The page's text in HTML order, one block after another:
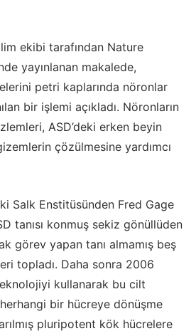
ekibi tarafından Nature
yayınlanan makalede,
petri kaplarında nöronlar
bir işlemi açıkladı. Nöronların
ASD’deki erken beyin
çözülmesine yardımcı
Salk Enstitüsünden Fred Gage
tanısı konmuş sekiz gönüllüden
görev yapan tanı almamış beş
topladı. Daha sonra 2006
kullanarak bu cilt
bir hücreye dönüşme
pluripotent kök hücrelere